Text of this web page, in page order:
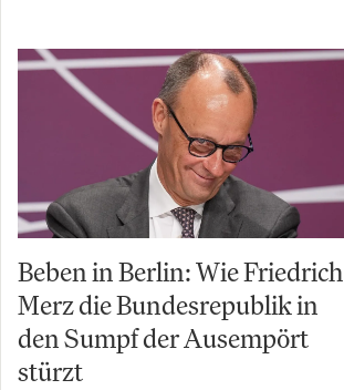
Beben in Berlin: Wie Friedrich
Merz die Bundesrepublik in
den Sumpf der Ausempört
stürzt